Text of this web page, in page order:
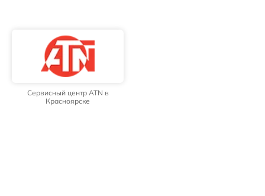
Сервисный центр ATN в
Красноярске